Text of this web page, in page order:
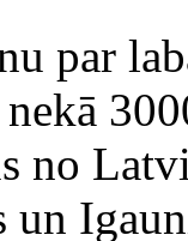
par
no